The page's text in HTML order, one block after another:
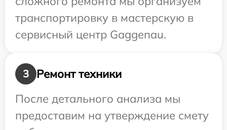
транспортировку в мастерскую в
сервисный центр Gaggenau.
3
Ремонт техники
После детального анализа мы
предоставим на утверждение смету